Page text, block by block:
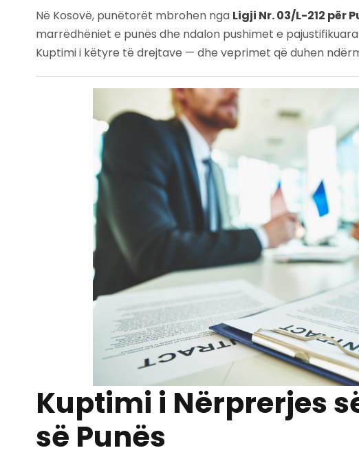
Në Kosovë, punëtorët mbrohen nga Ligji Nr. 03/L-212 për
marrëdhëniet e punës dhe ndalon pushimet e
Kuptimi i këtyre të drejtave — dhe veprimet që duhen
Kuptimi i Nërprerjes
së Punës